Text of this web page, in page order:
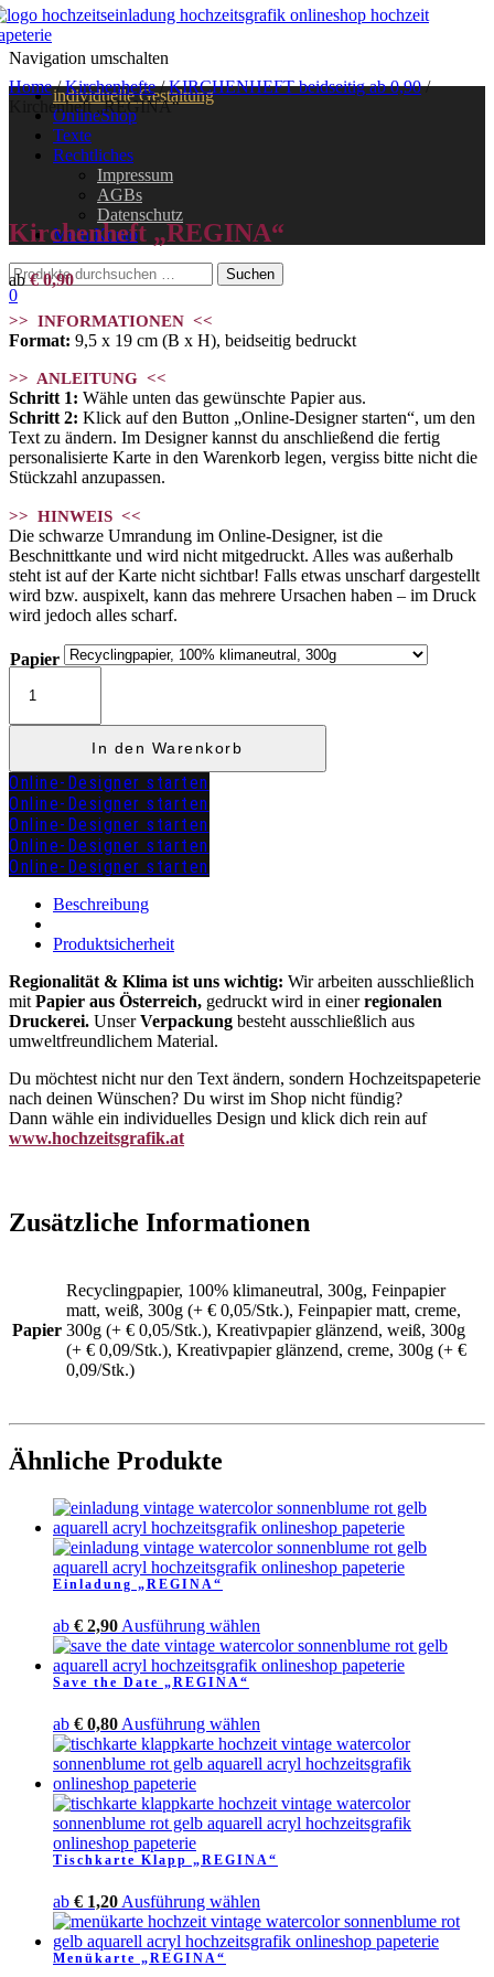
Navigation umschalten
individuelle Gestaltung
OnlineShop
Texte
Rechtliches
Impressum
AGBs
Datenschutz
Mein Konto
0
Home/Kirchenhefte/KIRCHENHEFT beidseitig ab 0,90/
Kirchenheft „REGINA“
Kirchenheft „REGINA“
ab€0,90
zuzügl.Versandkosten
>> INFORMATIONEN <<
Format: 9,5 x 19 cm (B x H), beidseitig bedruckt
>> ANLEITUNG <<
Schritt 1: Wähle unten das gewünschte Papier aus.
Schritt 2: Klick auf den Button „Online-Designer starten“, um den
Text zu ändern. Im Designer kannst du anschließend die fertig
personalisierte Karte in den Warenkorb legen, vergiss bitte nicht die
Stückzahl anzupassen.
>> HINWEIS <<
Die schwarze Umrandung im Online-Designer, ist die
Beschnittkante und wird nicht mitgedruckt. Alles was außerhalb
steht ist auf der Karte nicht sichtbar! Falls etwas unscharf dargestellt
wird bzw. auspixelt, kann das mehrere Ursachen haben – im Druck
wird jedoch alles scharf.
Papier
Kirchenheft
"REGINA"
In den Warenkorb
Online-Designer starten
Online-Designer starten
Online-Designer starten
Online-Designer starten
Online-Designer starten
Beschreibung
Produktsicherheit
Regionalität & Klima ist uns wichtig: Wir arbeiten ausschließlich
mit Papier aus Österreich, gedruckt wird in einerregionalen
Druckerei. UnserVerpackung besteht ausschließlich aus
umweltfreundlichem Material.
Du möchtest nicht nur den Text ändern, sondern Hochzeitspapeterie
nach deinen Wünschen? Du wirst im Shop nicht fündig?
Dann wähle ein individuelles Design und klick dich rein auf
www.hochzeitsgrafik.at
Zusätzliche Informationen
Papier
Recyclingpapier, 100% klimaneutral, 300g, Feinpapier
matt, weiß, 300g (+ € 0,05/Stk.), Feinpapier matt, creme,
300g (+ € 0,05/Stk.), Kreativpapier glänzend, weiß, 300g
(+ € 0,09/Stk.), Kreativpapier glänzend, creme, 300g (+ €
0,09/Stk.)
Ähnliche Produkte
Einladung „REGINA“
ab € 2,90 Ausführung wählen
Produkt
weist
Die
Optionen
auf
der
gewählt
Save the Date „REGINA“
ab € 0,80 Ausführung wählen
Produkt
weist
Varianten
auf.
Optionen
der
Produktseite
Tischkarte Klapp „REGINA“
ab € 1,20 Ausführung wählen
Produkt
weist
Menükarte „REGINA“